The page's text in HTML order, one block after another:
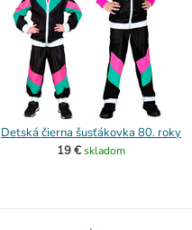
Detská čierna šusťákovka 80. roky
19 €skladom